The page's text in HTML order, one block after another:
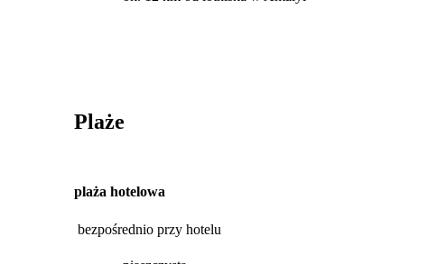
Plaże
plaża hotelowa
bezpośrednio przy hotelu